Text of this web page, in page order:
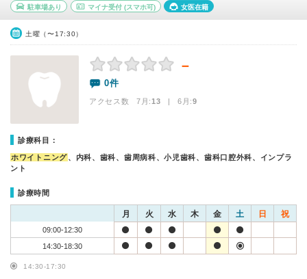
駐車場あり マイナ受付(スマホ可) 女医在籍
土曜（〜17:30）
－
0件
アクセス数 7月:13 | 6月:9
診療科目：
ホワイトニング、内科、歯科、歯周病科、小児歯科、歯科口腔外科、インプラ
ント
診療時間
月 火 水 木 金 土 日 祝
09:00-12:30
14:30-18:30
14:30-17:30